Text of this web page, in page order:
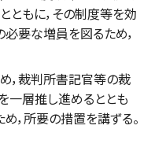
ともに，その制度等を効
要な増員を図るため，
，裁判所書記官等の裁
一層推し進めるととも
，所要の措置を講ずる。